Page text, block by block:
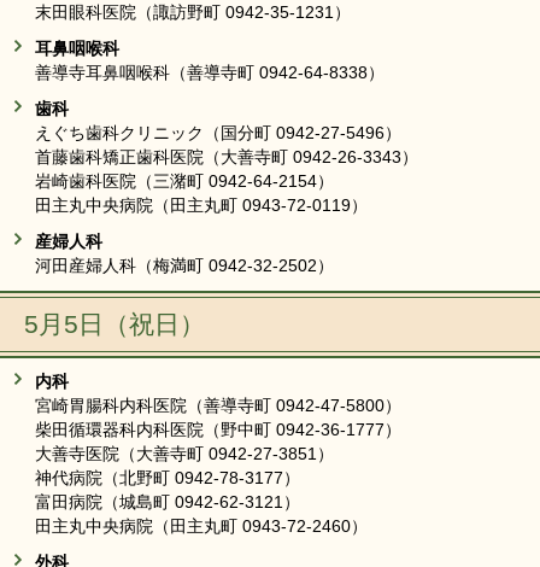
末田眼科医院（諏訪野町 0942-35-1231）
耳鼻咽喉科
善導寺耳鼻咽喉科（善導寺町 0942-64-8338）
歯科
えぐち歯科クリニック（国分町 0942-27-5496）
首藤歯科矯正歯科医院（大善寺町 0942-26-3343）
岩崎歯科医院（三潴町 0942-64-2154）
田主丸中央病院（田主丸町 0943-72-0119）
産婦人科
河田産婦人科（梅満町 0942-32-2502）
5月5日（祝日）
内科
宮崎胃腸科内科医院（善導寺町 0942-47-5800）
柴田循環器科内科医院（野中町 0942-36-1777）
大善寺医院（大善寺町 0942-27-3851）
神代病院（北野町 0942-78-3177）
富田病院（城島町 0942-62-3121）
田主丸中央病院（田主丸町 0943-72-2460）
外科